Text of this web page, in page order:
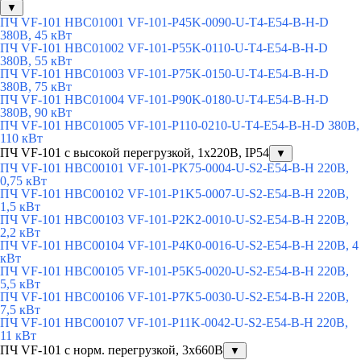
▼
ПЧ VF-101 HBC01001 VF-101-P45K-0090-U-T4-E54-B-H-D
380В, 45 кВт
ПЧ VF-101 HBC01002 VF-101-P55K-0110-U-T4-E54-B-H-D
380В, 55 кВт
ПЧ VF-101 HBC01003 VF-101-P75K-0150-U-T4-E54-B-H-D
380В, 75 кВт
ПЧ VF-101 HBC01004 VF-101-P90K-0180-U-T4-E54-B-H-D
380В, 90 кВт
ПЧ VF-101 HBC01005 VF-101-P110-0210-U-T4-E54-B-H-D 380В,
110 кВт
ПЧ VF-101 с высокой перегрузкой, 1х220В, IP54
▼
ПЧ VF-101 HBC00101 VF-101-PK75-0004-U-S2-E54-B-H 220В,
0,75 кВт
ПЧ VF-101 HBC00102 VF-101-P1K5-0007-U-S2-E54-B-H 220В,
1,5 кВт
ПЧ VF-101 HBC00103 VF-101-P2K2-0010-U-S2-E54-B-H 220В,
2,2 кВт
ПЧ VF-101 HBC00104 VF-101-P4K0-0016-U-S2-E54-B-H 220В, 4
кВт
ПЧ VF-101 HBC00105 VF-101-P5K5-0020-U-S2-E54-B-H 220В,
5,5 кВт
ПЧ VF-101 HBC00106 VF-101-P7K5-0030-U-S2-E54-B-H 220В,
7,5 кВт
ПЧ VF-101 HBC00107 VF-101-P11K-0042-U-S2-E54-B-H 220В,
11 кВт
ПЧ VF-101 с норм. перегрузкой, 3х660В
▼